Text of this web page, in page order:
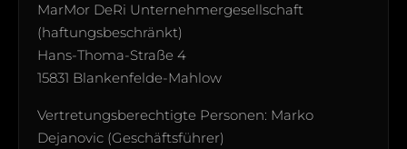
MarMor DeRi Unternehmergesellschaft
(haftungsbeschränkt)
Hans-Thoma-Straße 4
15831 Blankenfelde-Mahlow
Vertretungsberechtigte Personen: Marko
Dejanovic (Geschäftsführer)